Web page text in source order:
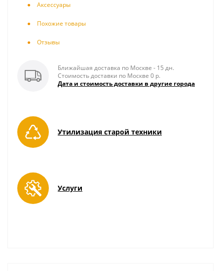
Аксесcуары
Похожие товары
Отзывы
Ближайшая доставка по Москве - 15 дн.
Стоимость доставки по Москве 0 р.
Дата и стоимость доставки в другие города
Утилизация старой техники
Услуги